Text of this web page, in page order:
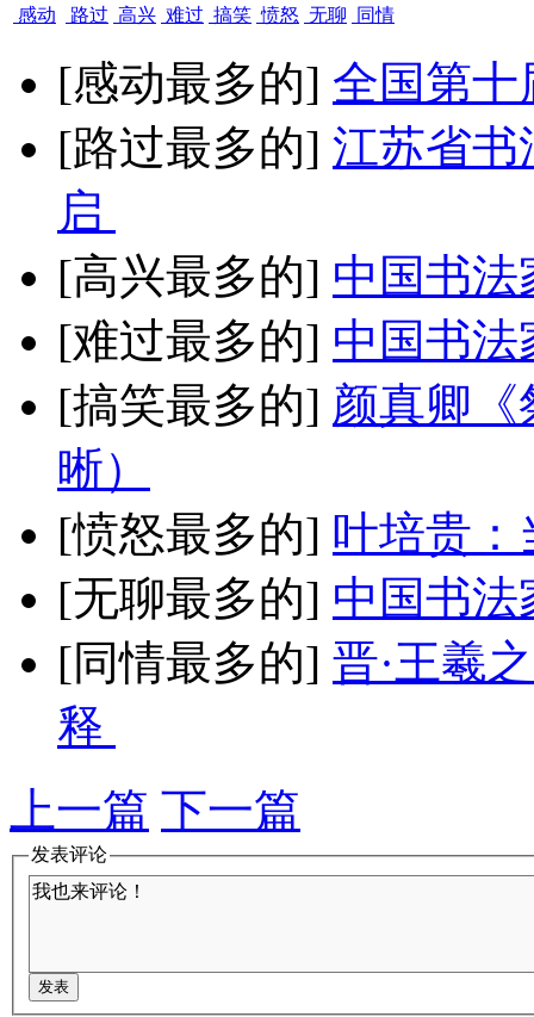
感动 路过 高兴 难过 搞笑 愤怒 无聊 同情
[感动最多的] 全国第十
[路过最多的] 江苏省书
启
[高兴最多的] 中国书法
[难过最多的] 中国书法
[搞笑最多的] 颜真卿《
晰）
[愤怒最多的] 叶培贵：
[无聊最多的] 中国书法
[同情最多的] 晋·王羲
释
上一篇 下一篇
发表评论